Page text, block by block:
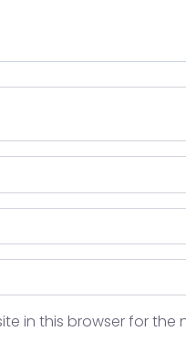
in this browser for the